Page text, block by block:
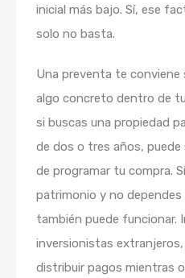
inicial más bajo. Sí, ese
solo no basta.
Una preventa te conviene
algo concreto dentro de
si buscas una propiedad
de dos o tres años,
de programar tu compra.
patrimonio y no
también puede funcionar.
inversionistas
distribuir pagos mientras